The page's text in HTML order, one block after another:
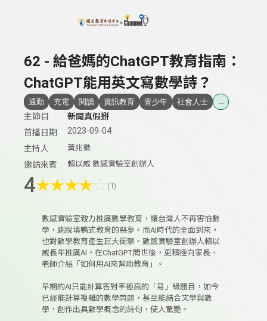
62 - 給爸媽的ChatGPT教育指南：
ChatGPT能用英文寫數學詩？
通勤 充電 閱讀 資訊教育 青少年 社會人士 ...
主節目
新聞真假掰
首播日期
2023-09-04
主持人
黃兆徽
邀訪來賓 賴以威 數感實驗室創辦人
4★★★★ (1)
數感實驗室致力推廣數學教育，讓台灣人不再害怕數
學，跳脫填鴨式教育的惡夢。而AI時代的全面到來，
也對數學教育產生巨大衝擊。數感實驗室創辦人賴以
威長年推廣AI，在ChatGPT問世後，更積極向家長、
老師介紹「如何用AI來幫助教育」。
早期的AI只能計算答對率極高的「易」級題目，如今
已經能計算複雜的數學問題，甚至能結合文學與數
學，創作出具數學概念的詩句，使人驚艷。